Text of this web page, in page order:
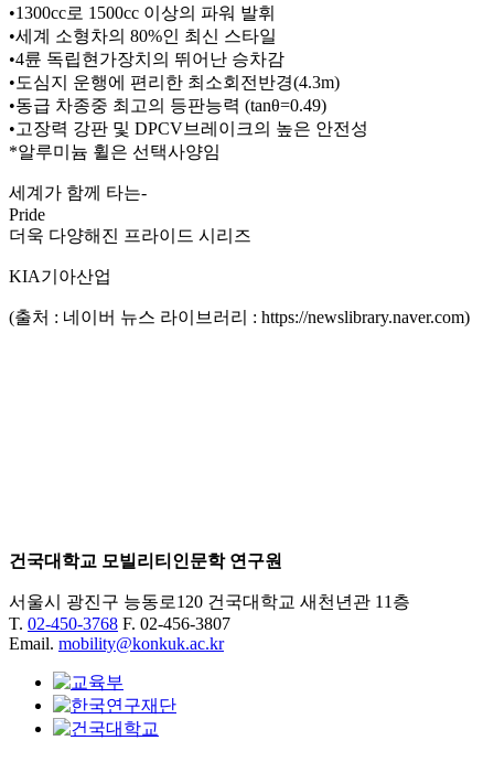
•1300cc로 1500cc 이상의 파워 발휘
•세계 소형차의 80%인 최신 스타일
•4륜 독립현가장치의 뛰어난 승차감
•도심지 운행에 편리한 최소회전반경(4.3m)
•동급 차종중 최고의 등판능력 (tanθ=0.49)
•고장력 강판 및 DPCV브레이크의 높은 안전성
*알루미늄 휠은 선택사양임
세계가 함께 타는-
Pride
더욱 다양해진 프라이드 시리즈
KIA기아산업
(출처 : 네이버 뉴스 라이브러리 : https://newslibrary.naver.com)
건국대학교 모빌리티인문학 연구원
서울시 광진구 능동로120 건국대학교 새천년관 11층
T. 02-450-3768 F. 02-456-3807
Email. mobility@konkuk.ac.kr